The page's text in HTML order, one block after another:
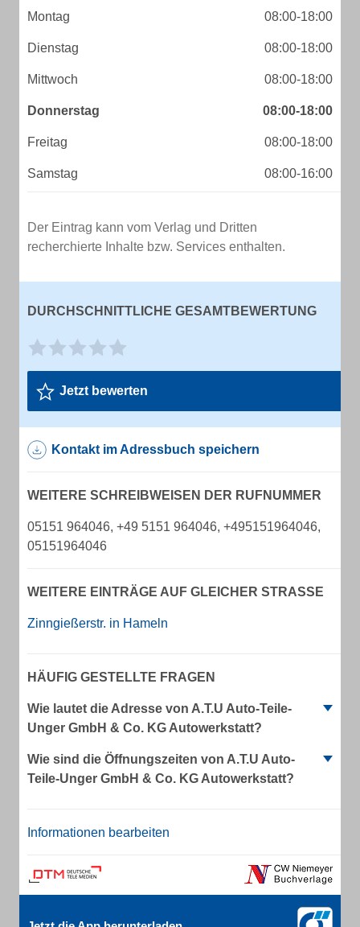
Montag 08:00-18:00
Dienstag 08:00-18:00
Mittwoch 08:00-18:00
Donnerstag 08:00-18:00
Freitag 08:00-18:00
Samstag 08:00-16:00
Der Eintrag kann vom Verlag und Dritten
recherchierte Inhalte bzw. Services enthalten.
DURCHSCHNITTLICHE GESAMTBEWERTUNG
Jetzt bewerten
Kontakt im Adressbuch speichern
WEITERE SCHREIBWEISEN DER RUFNUMMER
05151 964046, +49 5151 964046, +495151964046,
05151964046
WEITERE EINTRÄGE AUF GLEICHER STRASSE
Zinngießerstr. in Hameln
HÄUFIG GESTELLTE FRAGEN
Wie lautet die Adresse von A.T.U Auto-Teile-
Unger GmbH & Co. KG Autowerkstatt?
Wie sind die Öffnungszeiten von A.T.U Auto-
Teile-Unger GmbH & Co. KG Autowerkstatt?
Informationen bearbeiten